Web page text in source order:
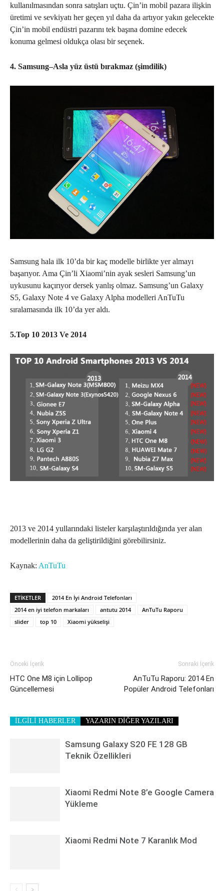
kullanılmasından sonra satışları uçtu. Çin’in mobil pazara ilişkin
üretimi ve sevkiyatı her geçen yıl daha da artıyor yakın gelecekte
Çin’in mobil endüstri pazarını tek başına domine edecek
konuma gelmesi oldukça olası bir seçenek.
4. Samsung–Asla yüz üstü bırakmaz (şimdilik)
Samsung hala ilk 10’da bir kaç modelle birlikte yer almayı
başarıyor. Ama Çin’li Xiaomi’nin ayak sesleri Samsung’un
uykusunu kaçırıyor dersek yanlış olmaz. Samsung’un Galaxy
S5, Galaxy Note 4 ve Galaxy Alpha modelleri AnTuTu
sıralamasında ilk 10’da yer aldı.
5.Top 10 2013 Ve 2014
2013 ve 2014 yullarındaki listeler karşılaştırıldığında yer alan
modellerinin daha da geliştirildiğini görebilirsiniz.
Kaynak: AnTuTu
ETIKETLER
2014 En İyi Android Telefonları
2014 en iyi telefon markaları
antutu 2014
AnTuTu Raporu
slider
top 10 Xiaomi yükselişi
Önceki İçerik
HTC One M8 için Lollipop
Güncellemesi
Sonraki İçerik
AnTuTu Raporu: 2014 En
Popüler Android Telefonları
İLGİLİ HABERLER YAZARIN DİĞER YAZILARI
Samsung Galaxy S20 FE 128 GB
Teknik Özellikleri
Xiaomi Redmi Note 8’e Google Camera
Yükleme
Xiaomi Redmi Note 7 Karanlık Mod